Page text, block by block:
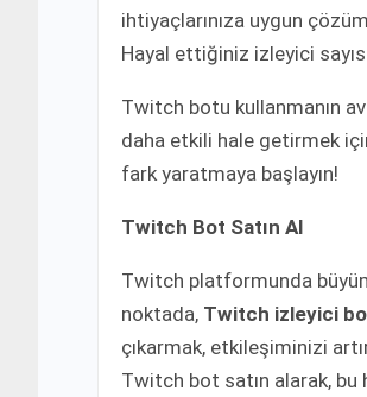
ihtiyaçlarınıza uygun
Hayal ettiğiniz izleyici
Twitch botu kullanmanın
daha etkili hale getirmek
fark yaratmaya başlayın!
Twitch Bot Satın Al
Twitch platformunda
noktada, Twitch izleyici
çıkarmak, etkileşiminizi
Twitch bot satın alarak, bu